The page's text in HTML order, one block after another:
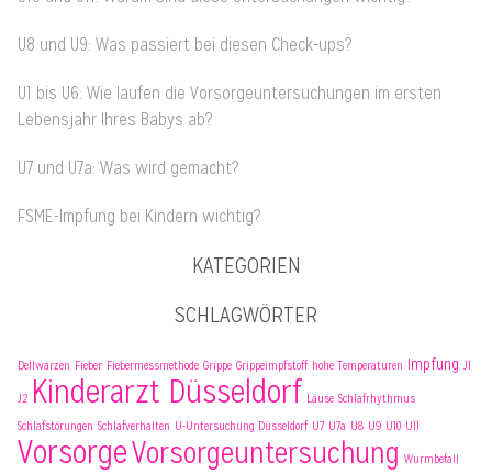
U8 und U9: Was passiert bei diesen Check-ups?
U1 bis U6: Wie laufen die Vorsorgeuntersuchungen im ersten
Lebensjahr Ihres Babys ab?
U7 und U7a: Was wird gemacht?
FSME-Impfung bei Kindern wichtig?
KATEGORIEN
SCHLAGWÖRTER
Dellwarzen Fieber Fiebermessmethode Grippe Grippeimpfstoff hohe Temperaturen Impfung J1
J2 Kinderarzt Düsseldorf Läuse Schlafrhythmus
Schlafstörungen Schlafverhalten U-Untersuchung Düsseldorf U7 U7a U8 U9 U10 U11
VorsorgeVorsorgeuntersuchung Wurmbefall